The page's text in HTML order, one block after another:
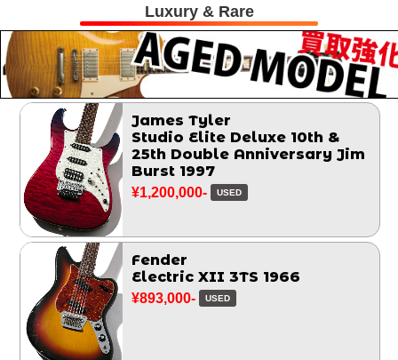
Luxury & Rare
James Tyler
Studio Elite Deluxe 10th &
25th Double Anniversary Jim
Burst 1997
¥1,200,000- USED
Fender
Electric XII 3TS 1966
¥893,000- USED